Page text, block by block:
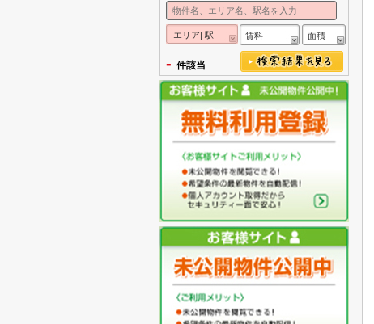
エリア| 駅 賃料 面積
- 件該当